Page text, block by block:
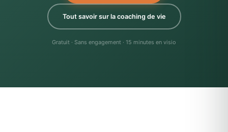
Tout savoir sur la coaching de vie
Gratuit · Sans engagement · 15 minutes en visio